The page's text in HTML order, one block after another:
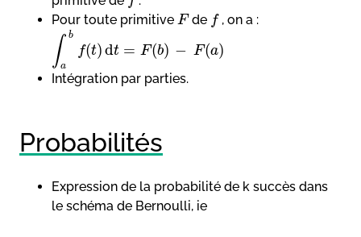
Pour toute primitive Fde f, on a :
∫ b
a
f(t)dt = F(b) − F(a)
Intégration par parties.
Probabilités
Expression de la probabilité de k succès dans
le schéma de Bernoulli, ie